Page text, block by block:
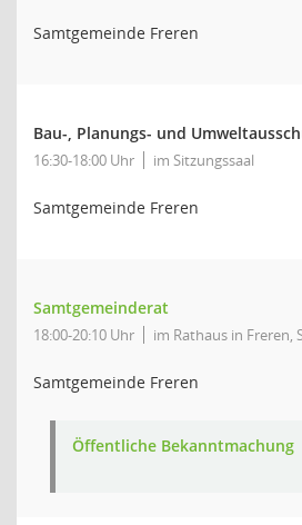
Samtgemeinde Freren
Bau-, Planungs- und
16:30-18:00 Uhr im Sitzungssaal
Samtgemeinde Freren
Samtgemeinderat
18:00-20:10 Uhr im Rathaus in Freren,
Samtgemeinde Freren
Öffentliche Bekanntmachung